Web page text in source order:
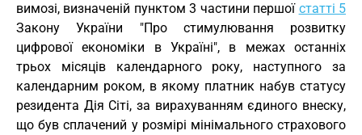
вимозі, визначеній пунктом 3 частини першої статті 5
Закону України "Про стимулювання розвитку
цифрової економіки в Україні", в межах останніх
трьох місяців календарного року, наступного за
календарним роком, в якому платник набув статусу
резидента Дія Сіті, за вирахуванням єдиного внеску,
що був сплачений у розмірі мінімального страхового